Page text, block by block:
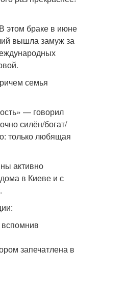
этом браке в июне
вышла замуж за
семья
— говорил
силён/богат/
только любящая
активно
в Киеве и с
запечатлена в